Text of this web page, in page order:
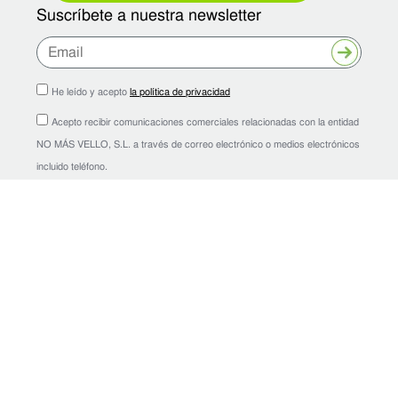
Suscríbete a nuestra newsletter
He leído y aceptola política de privacidad
Acepto recibir comunicaciones comerciales relacionadas con la entidad
NO MÁS VELLO, S.L. a través de correo electrónico o medios electrónicos
incluido teléfono.
Enviar